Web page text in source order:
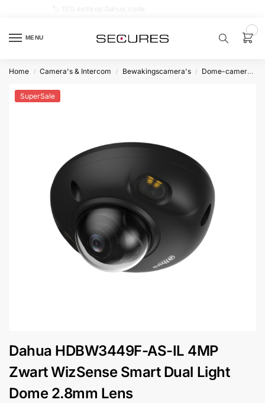
MENU
product…
Alarm
samenstellen
&
Intercom
Branddetectie
Home / Camera's & Intercom / Bewakingscamera's / Dome-camera’s
SuperSale
Dahua HDBW3449F-AS-IL 4MP
Zwart WizSense Smart Dual Light
Dome 2.8mm Lens